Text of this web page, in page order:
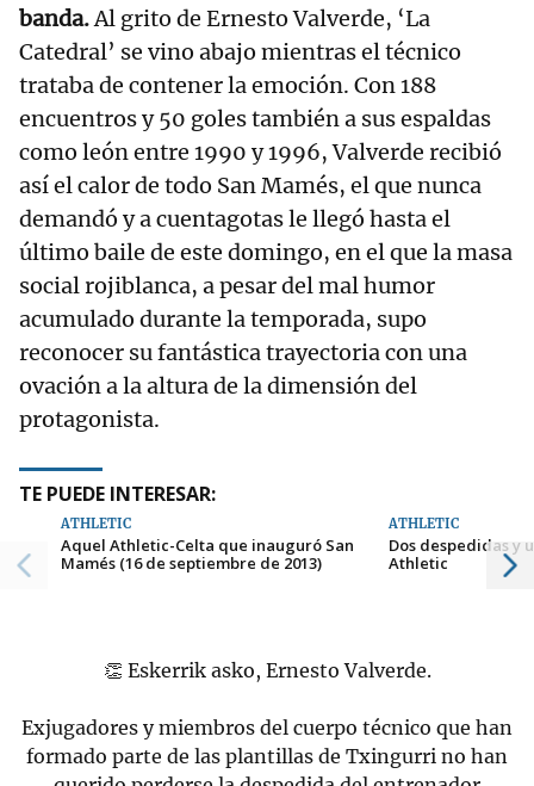
banda. Al grito de Ernesto Valverde, ‘La
Catedral’ se vino abajo mientras el técnico
trataba de contener la emoción. Con 188
encuentros y 50 goles también a sus espaldas
como león entre 1990 y 1996, Valverde recibió
así el calor de todo San Mamés, el que nunca
demandó y a cuentagotas le llegó hasta el
último baile de este domingo, en el que la masa
social rojiblanca, a pesar del mal humor
acumulado durante la temporada, supo
reconocer su fantástica trayectoria con una
ovación a la altura de la dimensión del
protagonista.
TE PUEDE INTERESAR:
ATHLETIC
Aquel Athletic-Celta que inauguró San
Mamés (16 de septiembre de 2013)
ATHLETIC
Dos despedidas y
Athletic
👏 Eskerrik asko, Ernesto Valverde.
Exjugadores y miembros del cuerpo técnico que han
formado parte de las plantillas de Txingurri no han